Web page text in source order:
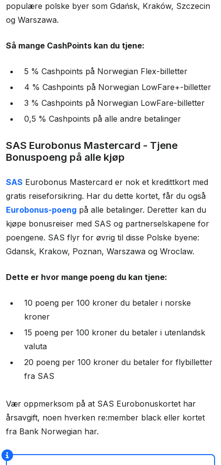
populære polske byer som Gdańsk, Kraków, Szczecin
og Warszawa.
Så mange CashPoints kan du tjene:
5 % Cashpoints på Norwegian Flex-billetter
4 % Cashpoints på Norwegian LowFare+-billetter
3 % Cashpoints på Norwegian LowFare-billetter
0,5 % Cashpoints på alle andre betalinger
SAS Eurobonus Mastercard - Tjene
Bonuspoeng på alle kjøp
SAS Eurobonus Mastercard er nok et kredittkort med
gratis reiseforsikring. Har du dette kortet, får du også
Eurobonus-poeng på alle betalinger. Deretter kan du
kjøpe bonusreiser med SAS og partnerselskapene for
poengene. SAS flyr for øvrig til disse Polske byene:
Gdansk, Krakow, Poznan, Warszawa og Wroclaw.
Dette er hvor mange poeng du kan tjene:
10 poeng per 100 kroner du betaler i norske
kroner
15 poeng per 100 kroner du betaler i utenlandsk
valuta
20 poeng per 100 kroner du betaler for flybilletter
fra SAS
Vær oppmerksom på at SAS Eurobonuskortet har
årsavgift, noen hverken re:member black eller kortet
fra Bank Norwegian har.